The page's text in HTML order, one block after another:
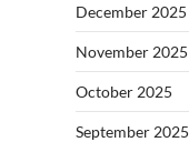
December 2025
November 2025
October 2025
September 2025